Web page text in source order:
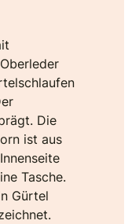
Die
ist aus
Tasche.
Gürtel